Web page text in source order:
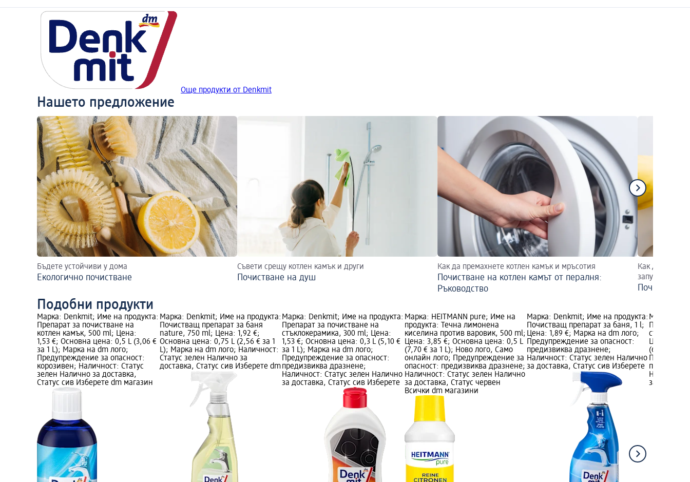
Още продукти от Denkmit
Нашето предложение
Бъдете устойчиви у дома
Екологично почистване
Съвети срещу котлен камък и други
Почистване на душ
Как да премахнете котлен камък и мръсотия
Почистване на котлен камът от пералня:
Ръководство
Как да
запушвания.
Подобни продукти
Марка: Denkmit; Име на продукта:
Препарат за почистване на
котлен камък, 500 ml; Цена:
1,53 €; Основна цена: 0,5 L (3,06 €
за 1 L); Марка на dm лого;
Предупреждение за опасност:
корозивен; Наличност: Статус
зелен Налично за доставка,
Статус сив Изберете dm магазин
Марка: Denkmit; Име на продукта:
Почистващ препарат за баня
nature, 750 ml; Цена: 1,92 €;
Основна цена: 0,75 L (2,56 € за 1
L); Марка на dm лого; Наличност:
Статус зелен Налично за
доставка, Статус сив Изберете dm
Марка: Denkmit; Име на продукта:
Препарат за почистване на
стъклокерамика, 300 ml; Цена:
1,53 €; Основна цена: 0,3 L (5,10 €
за 1 L); Марка на dm лого;
Предупреждение за опасност:
предизвиква дразнене;
Наличност: Статус зелен Налично
за доставка, Статус сив Изберете
Марка: HEITMANN pure; Име на
продукта: Течна лимонена
киселина против варовик, 500 ml;
Цена: 3,85 €; Основна цена: 0,5 L
(7,70 € за 1 L); Ново лого, Само
онлайн лого; Предупреждение за
опасност: предизвиква дразнене;
Наличност: Статус зелен Налично
за доставка, Статус червен
Всички dm магазини
Марка: Denkmit; Име на продукта:
Почистващ препарат за баня, 1 l;
Цена: 1,89 €; Марка на dm лого;
Предупреждение за опасност:
предизвиква дразнене;
Наличност: Статус зелен Налично
за доставка, Статус сив Изберете
Марка:
Почистващ
Цена: 1,53
(6,12 € за
за